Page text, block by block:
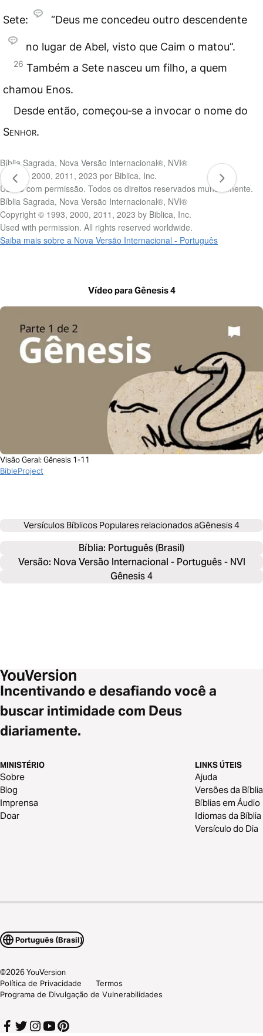
Sete: “Deus me concedeu outro descendente
no lugar de Abel, visto que Caim o matou”.
26 Também a Sete nasceu um filho, a quem
chamou Enos.
Desde então, começou‑se a invocar o nome do
Senhor.
Bíblia Sagrada, Nova Versão Internacional®, NVI®
© 1993, 2000, 2011, 2023 por Biblica, Inc.
Usado com permissão. Todos os direitos reservados mundialmente.
Bíblia Sagrada, Nova Versão Internacional®, NVI®
Copyright © 1993, 2000, 2011, 2023 by Biblica, Inc.
Used with permission. All rights reserved worldwide.
Saiba mais sobre a Nova Versão Internacional - Português
Vídeo para Gênesis 4
Visão Geral: Gênesis 1-11
BibleProject
Versículos Bíblicos Populares relacionados aGênesis 4
Bíblia: Português (Brasil)
Versão: Nova Versão Internacional - Português - NVI
Gênesis 4
Incentivando e desafiando você a
buscar intimidade com Deus
diariamente.
MINISTÉRIO
Sobre
Blog
Imprensa
Doar
LINKS ÚTEIS
Ajuda
Versões da Bíblia
Bíblias em Áudio
Idiomas da Bíblia
Versículo do Dia
Português (Brasil)
©2026YouVersion
Política de Privacidade
Termos
Programa de Divulgação de Vulnerabilidades